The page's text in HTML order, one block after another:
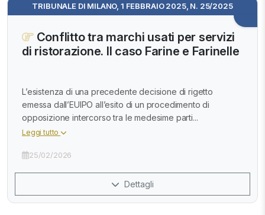
TRIBUNALE DI MILANO, 1 FEBBRAIO 2025, N. 25/2025
Conflitto tra marchi usati per servizi
di ristorazione. Il caso Farine e Farinelle
L’esistenza di una precedente decisione di rigetto
emessa dall’EUIPO all’esito di un procedimento di
opposizione intercorso tra le medesime parti...
Leggi tutto
25/02/2026
Dettagli